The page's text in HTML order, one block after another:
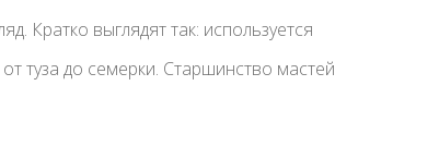
Кратко выглядят так: используется
туза до семерки. Старшинство мастей